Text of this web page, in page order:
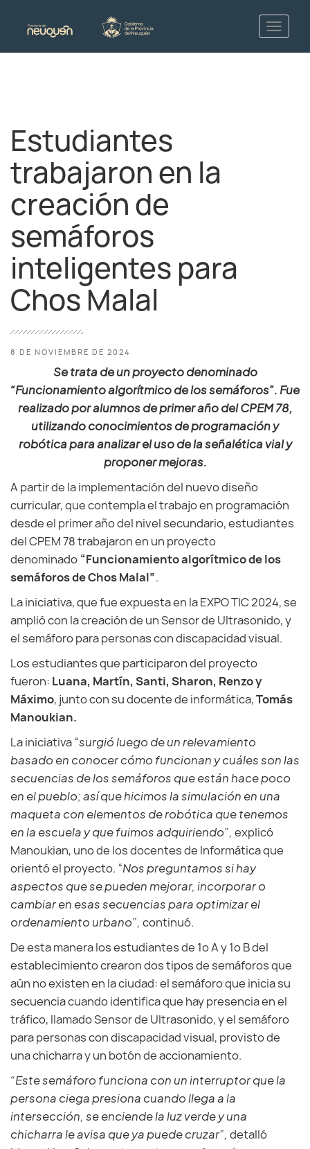
Estudiantes
trabajaron en la
creación de
semáforos
inteligentes para
Chos Malal
8 DE NOVIEMBRE DE 2024
Se trata de un proyecto denominado
“Funcionamiento algorítmico de los semáforos”. Fue
realizado por alumnos de primer año del CPEM 78,
utilizando conocimientos de programación y
robótica para analizar el uso de la señalética vial y
proponer mejoras.
A partir de la implementación del nuevo diseño
curricular, que contempla el trabajo en programación
desde el primer año del nivel secundario, estudiantes
del CPEM 78 trabajaron en un proyecto
denominado “Funcionamiento algorítmico de los
semáforos de Chos Malal”.
La iniciativa, que fue expuesta en la EXPO TIC 2024, se
amplió con la creación de un Sensor de Ultrasonido, y
el semáforo para personas con discapacidad visual.
Los estudiantes que participaron del proyecto
fueron: Luana, Martín, Santi, Sharon, Renzo y
Máximo, junto con su docente de informática,Tomás
Manoukian.
La iniciativa “surgió luego de un relevamiento
basado en conocer cómo funcionan y cuáles son las
secuencias de los semáforos que están hace poco
en el pueblo; así que hicimos la simulación en una
maqueta con elementos de robótica que tenemos
en la escuela y que fuimos adquiriendo”, explicó
Manoukian, uno de los docentes de Informática que
orientó el proyecto. “Nos preguntamos si hay
aspectos que se pueden mejorar, incorporar o
cambiar en esas secuencias para optimizar el
ordenamiento urbano”, continuó.
De esta manera los estudiantes de 1º A y 1º B del
establecimiento crearon dos tipos de semáforos que
aún no existen en la ciudad: el semáforo que inicia su
secuencia cuando identifica que hay presencia en el
tráfico, llamado Sensor de Ultrasonido, y el semáforo
para personas con discapacidad visual, provisto de
una chicharra y un botón de accionamiento.
“Este semáforo funciona con un interruptor que la
persona ciega presiona cuando llega a la
intersección, se enciende la luz verde y una
chicharra le avisa que ya puede cruzar”, detalló